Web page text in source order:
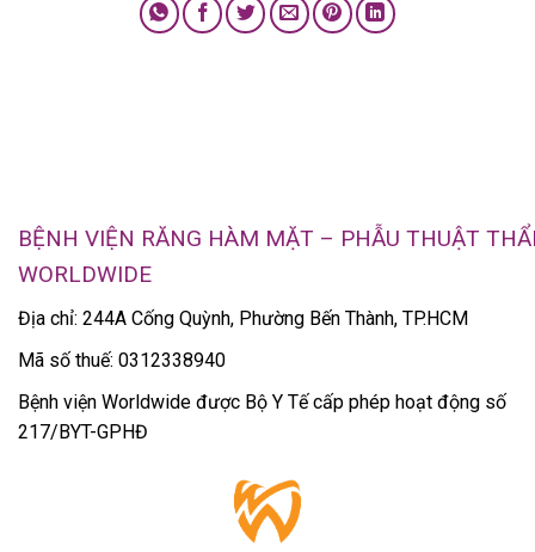
BỆNH VIỆN RĂNG HÀM MẶT – PHẪU THUẬT
WORLDWIDE
Địa chỉ: 244A Cống Quỳnh, Phường Bến Thành, TP.HCM
Mã số thuế: 0312338940
Bệnh viện Worldwide được Bộ Y Tế cấp phép hoạt động số
217/BYT-GPHĐ